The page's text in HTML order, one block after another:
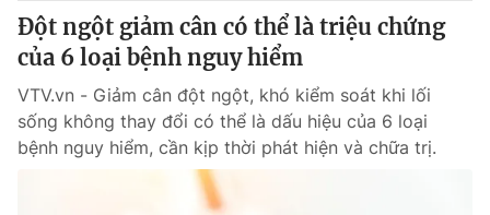
Tư vấn
Chuyên mục khác
Emagazine Podcast
Photo Infographic
Đột ngột giảm cân có thể là triệu chứng
của 6 loại bệnh nguy hiểm
VTV.vn - Giảm cân đột ngột, khó kiểm soát khi lối
sống không thay đổi có thể là dấu hiệu của 6 loại
bệnh nguy hiểm, cần kịp thời phát hiện và chữa trị.